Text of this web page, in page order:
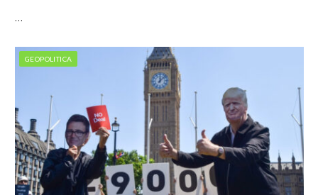
…
GEOPOLITICA